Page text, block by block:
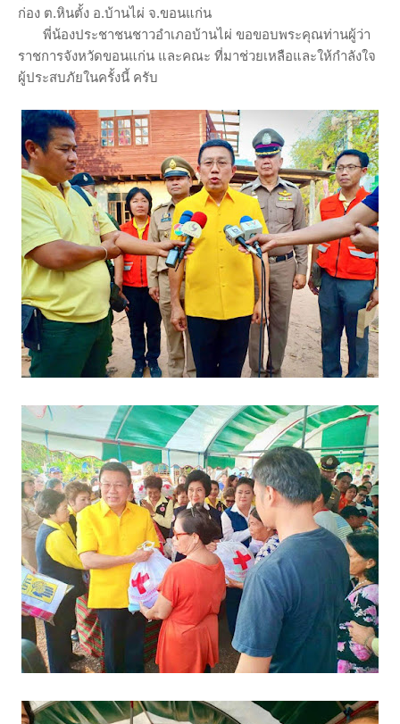
ก่อง ต.หินตั้ง อ.บ้านไผ่ จ.ขอนแก่น
พี่น้องประชาชนชาวอำเภอบ้านไผ่ ขอขอบพระคุณท่านผู้ว่า
ราชการจังหวัดขอนแก่น และคณะ ที่มาช่วยเหลือและให้กำลังใจ
ผู้ประสบภัยในครั้งนี้ ครับ